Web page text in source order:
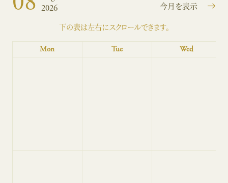
2026
今月を表示
下の表は左右にスクロールできます。
Mon Tue Wed